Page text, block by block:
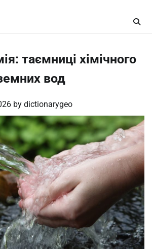
таємниці хімічного
вод
by dictionarygeo